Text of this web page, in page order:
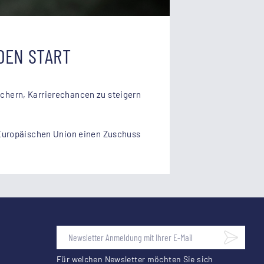
START
Karrierechancen zu steigern
Union einen Zuschuss
Für welchen Newsletter möchten Sie sich